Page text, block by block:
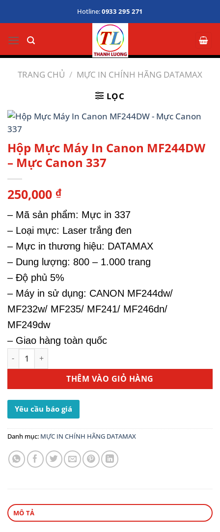
dung
Hotline:0933 295 271
TRANG CHỦ / MỰC IN CHÍNH HÃNG DATAMAX
LỌC
Hộp Mực Máy In Canon MF244DW
– Mực Canon 337
250,000 ₫
– Mã sản phẩm: Mực in 337
– Loại mực: Laser trắng đen
– Mực in thương hiệu: DATAMAX
– Dung lượng: 800 – 1.000 trang
– Độ phủ 5%
– Máy in sử dụng: CANON MF244dw/
MF232w/ MF235/ MF241/ MF246dn/
MF249dw
– Giao hàng toàn quốc
Hộp Mực Máy In Canon MF244DW - Mực Canon 337 số
THÊM VÀO GIỎ HÀNG
Yêu cầu báo giá
Danh mục: MỰC IN CHÍNH HÃNG DATAMAX
MÔ TẢ